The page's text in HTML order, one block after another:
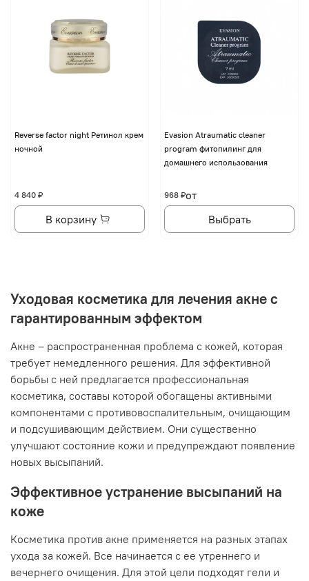
Reverse factor night Ретинол крем
ночной
4 840 ₽
В корзину
Evasion Atraumatic cleaner
program фитопилинг для
домашнего использования
от
968 ₽
Выбрать
Уходовая косметика для лечения акне с
гарантированным эффектом
Акне – распространенная проблема с кожей, которая
требует немедленного решения. Для эффективной
борьбы с ней предлагается профессиональная
косметика, составы которой обогащены активными
компонентами с противовоспалительным, очищающим
и подсушивающим действием. Они существенно
улучшают состояние кожи и предупреждают появление
новых высыпаний.
Эффективное устранение высыпаний на
коже
Косметика против акне применяется на разных этапах
ухода за кожей. Все начинается с ее утреннего и
вечернего очищения. Для этой цели подходят гели и